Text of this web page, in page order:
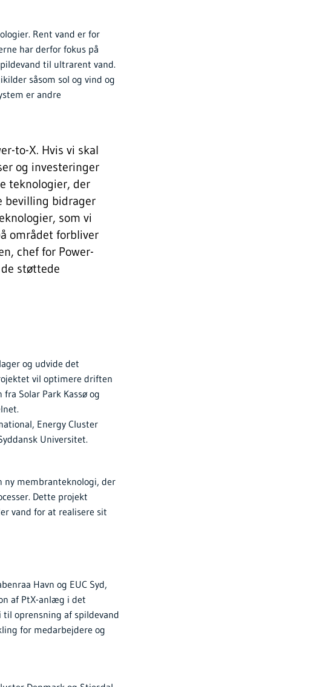
Rent vand er for
har derfor fokus på
til ultrarent vand.
såsom sol og vind og
er andre
to-X. Hvis vi skal
og investeringer
teknologier, der
bevilling bidrager
som vi
området forbliver
chef for Power-
støttede
og udvide det
vil optimere driften
Solar Park Kassø og
Energy Cluster
Universitet.
ny membranteknologi, der
Dette projekt
vand for at realisere sit
Havn og EUC Syd,
af PtX-anlæg i det
oprensning af spildevand
for medarbejdere og